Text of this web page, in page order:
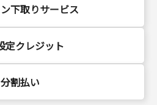
下取りサービス
定クレジット
分割払い